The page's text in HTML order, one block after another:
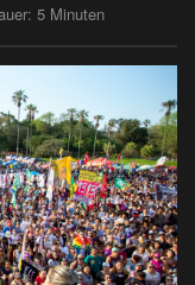
5 Minuten